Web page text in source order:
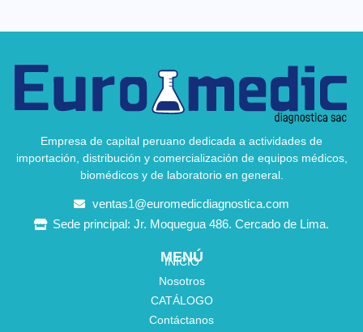
Empresa de capital peruano dedicada a actividades de
importación, distribución y comercialización de equipos médicos,
biomédicos y de laboratorio en general.
ventas1@euromedicdiagnostica.com
Sede principal: Jr. Moquegua 486. Cercado de Lima.
MENÚ
INICIO
Nosotros
CATÁLOGO
Contáctanos